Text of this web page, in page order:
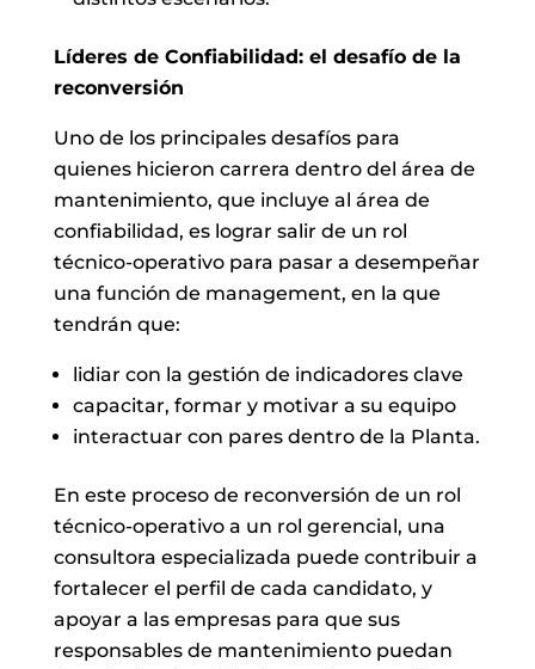
Líderes de Confiabilidad: el desafío de la
reconversión
Uno de los principales desafíos para
quienes hicieron carrera dentro del área de
mantenimiento, que incluye al área de
confiabilidad, es lograr salir de un rol
técnico-operativo para pasar a desempeñar
una función de management, en la que
tendrán que:
lidiar con la gestión de indicadores clave
capacitar, formar y motivar a su equipo
interactuar con pares dentro de la Planta.
En este proceso de reconversión de un rol
técnico-operativo a un rol gerencial, una
consultora especializada puede contribuir a
fortalecer el perfil de cada candidato, y
apoyar a las empresas para que sus
responsables de mantenimiento puedan